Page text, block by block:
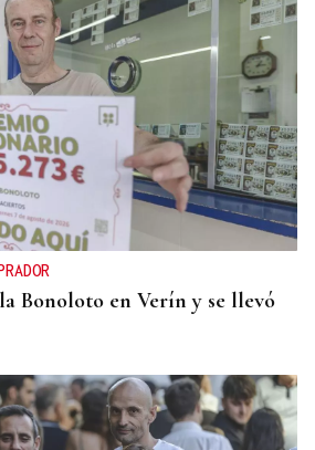
Bonoloto en Verín y se llevó